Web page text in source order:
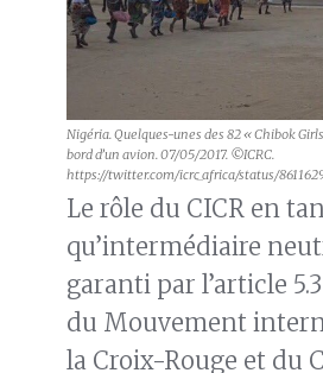
Nigéria. Quelques-unes des 82 « Chibok
bord d’un avion. 07/05/2017. ©ICRC.
https://twitter.com/icrc_africa/status/
Le rôle du CICR en
qu’intermédiaire
garanti par l’article
du Mouvement
la Croix-Rouge et du